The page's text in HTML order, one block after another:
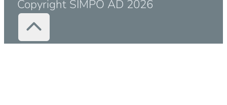
Copyright SIMPO AD 2026